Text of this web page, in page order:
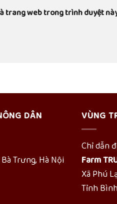
trang web trong trình duyệt
DÂN
Trưng, Hà Nội
VÙNG
Chỉ dẫn
Farm
Xã Phú
Tỉnh